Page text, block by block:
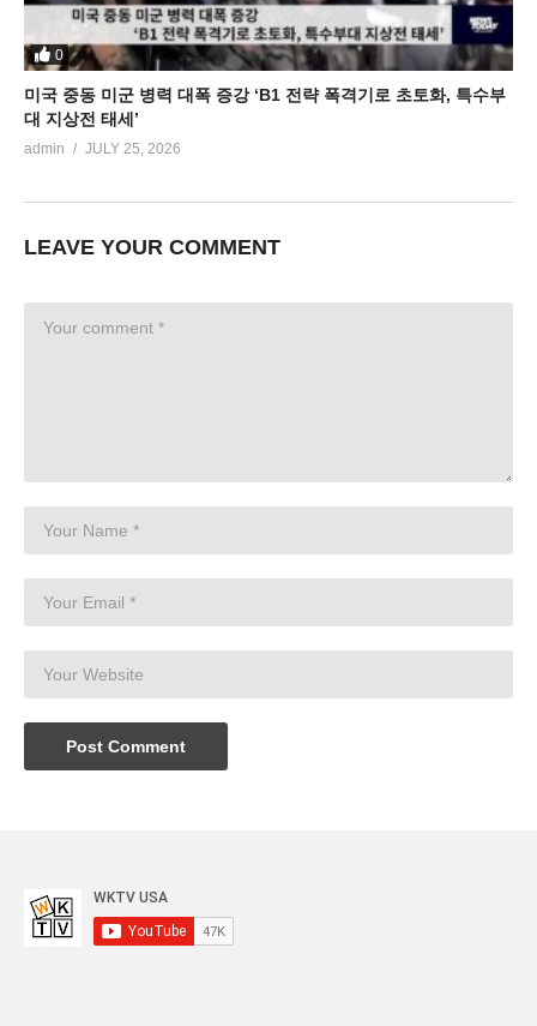
0
미국 중동 미군 병력 대폭 증강 ‘B1 전략 폭격기로 초토화, 특수부
대 지상전 태세’
admin JULY 25, 2026
LEAVE YOUR COMMENT